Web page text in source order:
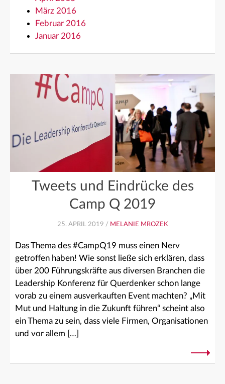
März 2016
Februar 2016
Januar 2016
Tweets und Eindrücke des
Camp Q 2019
25. APRIL 2019 / MELANIE MROZEK
Das Thema des #CampQ19 muss einen Nerv
getroffen haben! Wie sonst ließe sich erklären, dass
über 200 Führungskräfte aus diversen Branchen die
Leadership Konferenz für Querdenker schon lange
vorab zu einem ausverkauften Event machten? „Mit
Mut und Haltung in die Zukunft führen“ scheint also
ein Thema zu sein, dass viele Firmen, Organisationen
und vor allem […]